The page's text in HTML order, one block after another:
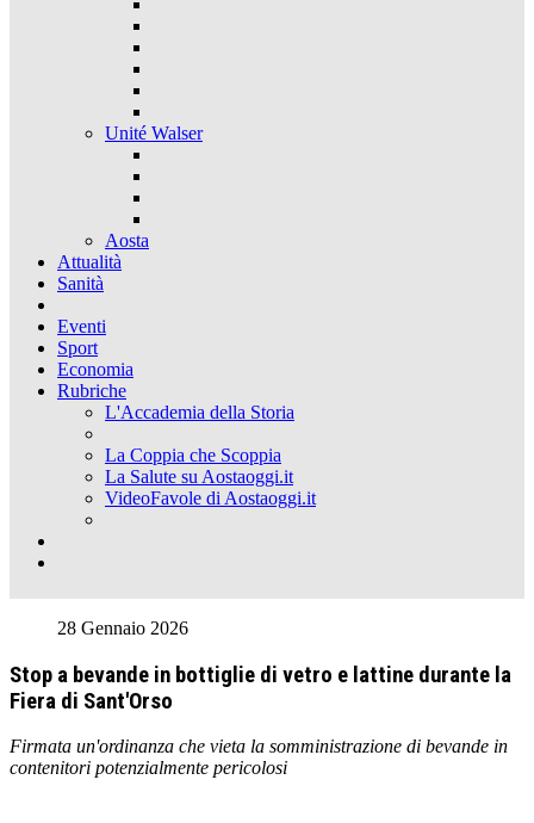
Unité Walser
Aosta
Attualità
Sanità
Eventi
Sport
Economia
Rubriche
L'Accademia della Storia
La Coppia che Scoppia
La Salute su Aostaoggi.it
VideoFavole di Aostaoggi.it
28 Gennaio 2026
Stop a bevande in bottiglie di vetro e lattine durante la
Fiera di Sant'Orso
Firmata un'ordinanza che vieta la somministrazione di bevande in
contenitori potenzialmente pericolosi